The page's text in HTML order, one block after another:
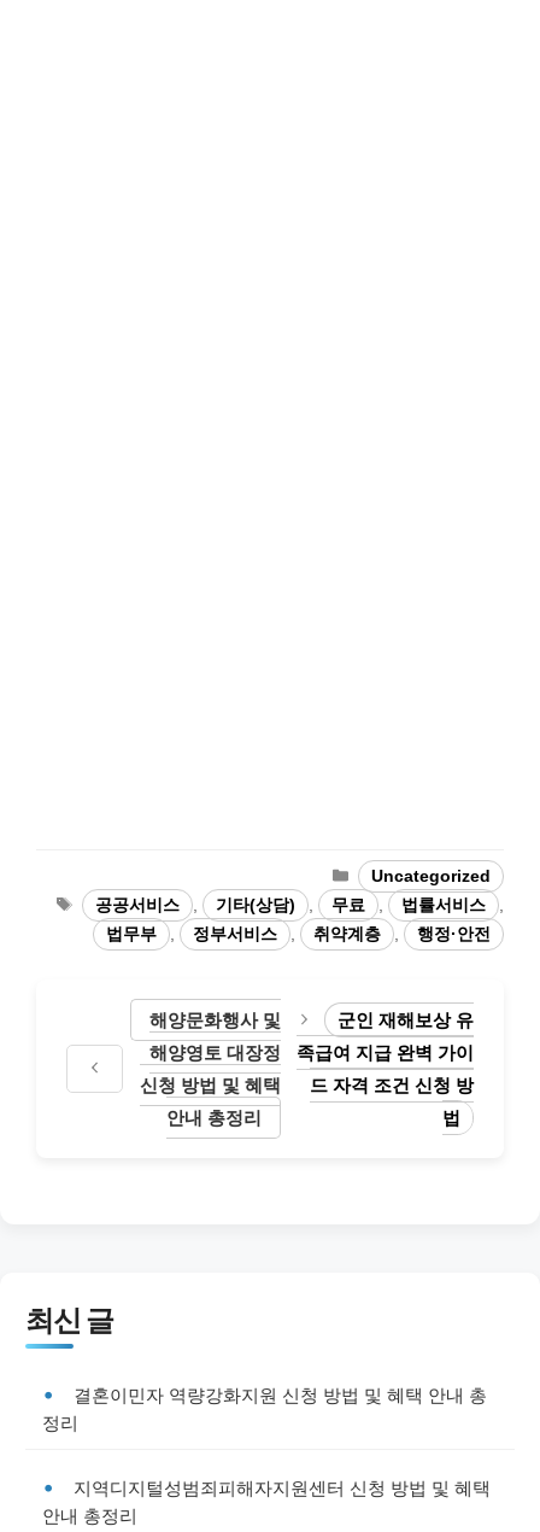
카
테
고
리
Uncategorized
태
그
공공서비스 기타(상담) 무료 법률서비스
법무부
정부서비스 취약계층 행정·안전
해양문화행사 및
해양영토 대장정
신청 방법 및 혜택
안내 총정리
군인 재해보상 유
족급여 지급 완벽 가이
드 자격 조건 신청 방
법
최신 글
결혼이민자 역량강화지원 신청 방법 및 혜택 안내 총
정리
지역디지털성범죄피해자지원센터 신청 방법 및 혜택
안내 총정리